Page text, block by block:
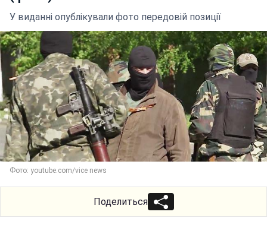
У виданні опублікували фото передовій позиції
Фото: youtube.com/vice news
Поделиться